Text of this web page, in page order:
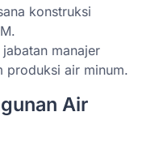
konstruksi
manajer
produksi air minum.
Air